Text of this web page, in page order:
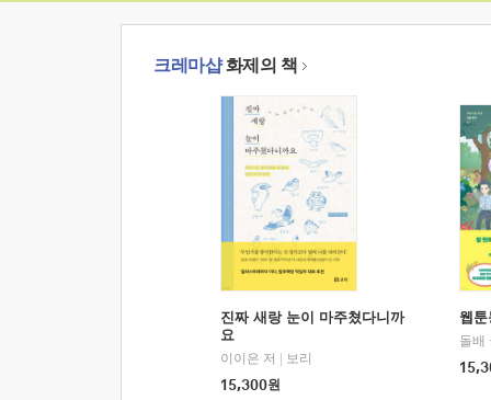
크레마샵화제의 책
진짜 새랑 눈이 마주쳤다니까
요
이이은 저
보리
15,300원
웹
돌배